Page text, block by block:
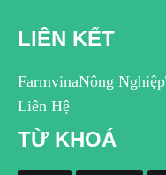
LIÊN KẾT
FarmvinaNông Nghiệp
Liên Hệ
TỪ KHOÁ